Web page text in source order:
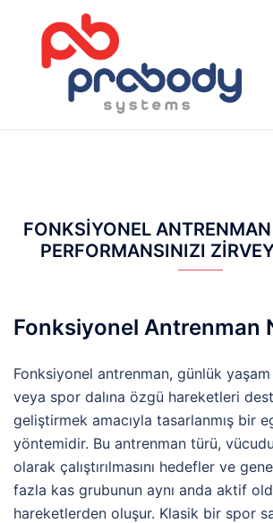
FONKSIYONEL
PERFORMANSINIZI
Fonksiyonel Antrenman
Fonksiyonel antrenman, günlük
veya spor dalına özgü hareketleri
geliştirmek amacıyla tasarlanmış bir
yöntemidir. Bu antrenman türü,
olarak çalıştırılmasını hedefler ve
fazla kas grubunun aynı anda aktif
hareketlerden oluşur. Klasik bir spor